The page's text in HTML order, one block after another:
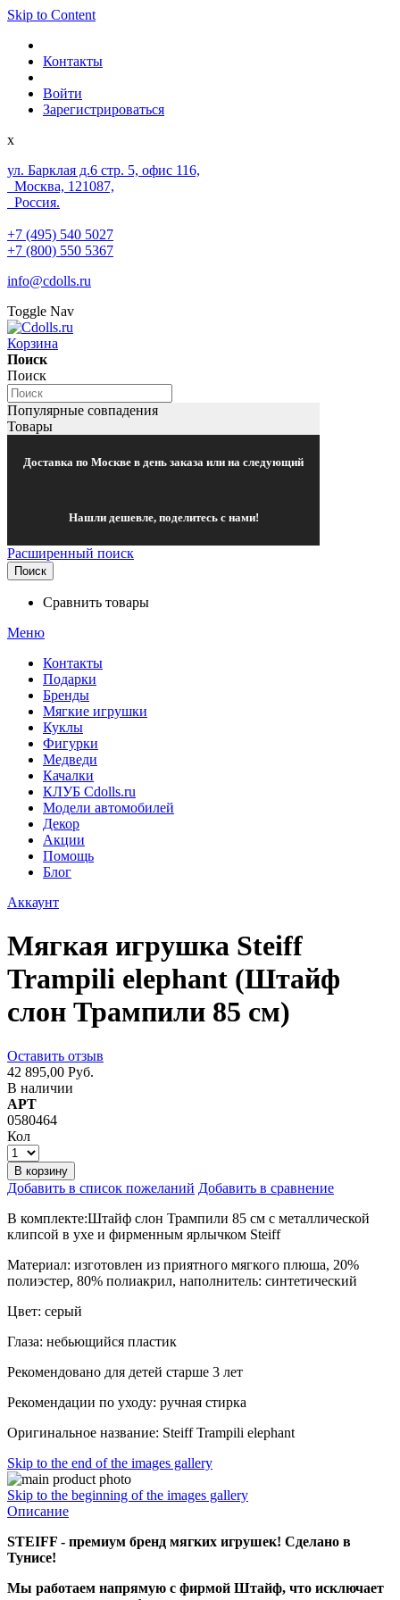
Skip to Content
Контакты
Войти
Зарегистрироваться
x
ул. Барклая д.6 стр. 5, офис 116,
Москва, 121087,
Россия.
+7 (495) 540 5027
+7 (800) 550 5367
info@cdolls.ru
Toggle Nav
Корзина
Поиск
Поиск
Популярные совпадения
Товары
Доставка по Москве в день заказа или на следующий
Нашли дешевле, поделитесь с нами!
Расширенный поиск
Поиск
Сравнить товары
Меню
Контакты
Подарки
Бренды
Мягкие игрушки
Куклы
Фигурки
Медведи
Качалки
КЛУБ Cdolls.ru
Модели автомобилей
Декор
Акции
Помощь
Блог
Аккаунт
Мягкая игрушка Steiff
Trampili elephant (Штайф
слон Трампили 85 см)
Оставить отзыв
42 895,00 Руб.
В наличии
АРТ
0580464
Кол
В корзину
Добавить в список пожеланий Добавить в сравнение
В комплекте:Штайф слон Трампили 85 см с металлической
клипсой в ухе и фирменным ярлычком Steiff
Материал: изготовлен из приятного мягкого плюша, 20%
полиэстер, 80% полиакрил, наполнитель: синтетический
Цвет: серый
Глаза: небьющийся пластик
Рекомендовано для детей старше 3 лет
Рекомендации по уходу: ручная стирка
Оригинальное название: Steiff Trampili elephant
Skip to the end of the images gallery
Skip to the beginning of the images gallery
Описание
STEIFF - премиум бренд мягких игрушек! Сделано в
Тунисе!
Мы работаем напрямую с фирмой Штайф, что исключает